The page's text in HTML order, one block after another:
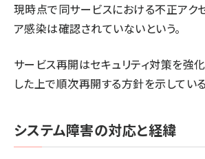
現時点で同サービスにおける不正アク
ア感染は確認されていないという。
サービス再開はセキュリティ対策を強
した上で順次再開する方針を示している
システム障害の対応と経緯